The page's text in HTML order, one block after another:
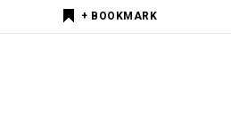
+ BOOKMARK